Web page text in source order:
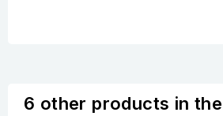
6 other products in